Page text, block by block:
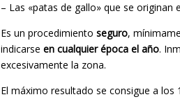
– Las «patas de gallo» que se
Es un procedimiento seguro,
indicarse en cualquier época el año.
excesivamente la zona.
El máximo resultado se consigue a los